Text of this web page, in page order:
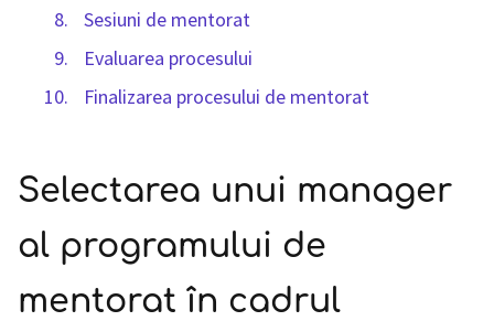
Sesiuni de mentorat
Evaluarea procesului
Finalizarea procesului de mentorat
Selectarea unui manager
al programului de
mentorat în cadrul